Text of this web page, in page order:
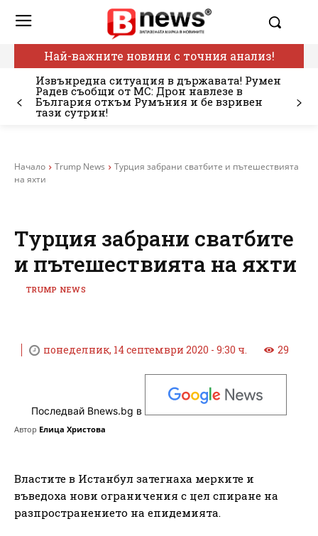
Най-важните новини с точния анализ!
Извънредна ситуация в държавата! Румен
Радев съобщи от МС: Дрон навлезе в
България откъм Румъния и бе взривен
тази сутрин!
Начало Trump News
Турция забрани сватбите и пътешествията
на яхти
Турция забрани сватбите
и пътешествията на яхти
TRUMP NEWS
понеделник, 14 септември 2020 - 9:30 ч. 29
Последвай Bnews.bg в
Автор Елица Христова
Властите в Истанбул затегнаха мерките и
въведоха нови ограничения с цел спиране на
разпространението на епидемията.